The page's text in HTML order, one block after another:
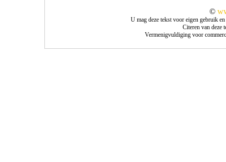
©
U mag deze tekst voor eigen gebruik
Citeren van deze
Vermenigvuldiging voor